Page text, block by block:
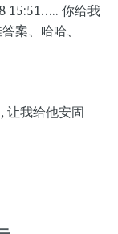
15:51….. 你给我
案、哈哈、
让我给他安固